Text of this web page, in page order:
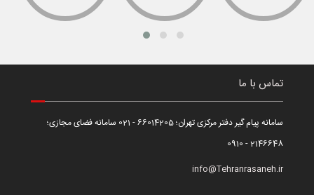
تماس با ما
سامانه پیام گیر دفتر مرکزی تهران؛ 66014205 - 021 سامانه فضای مجازی؛
2146648 - 0910
info@Tehranrasaneh.ir